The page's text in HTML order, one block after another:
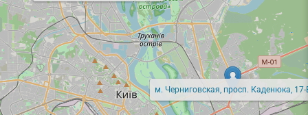
м. Черниговская, просп. Каденюка, 17-